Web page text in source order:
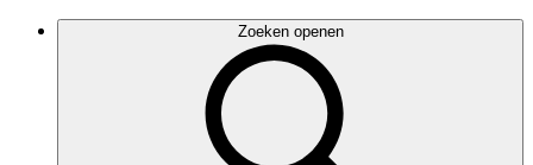
Zoeken openen